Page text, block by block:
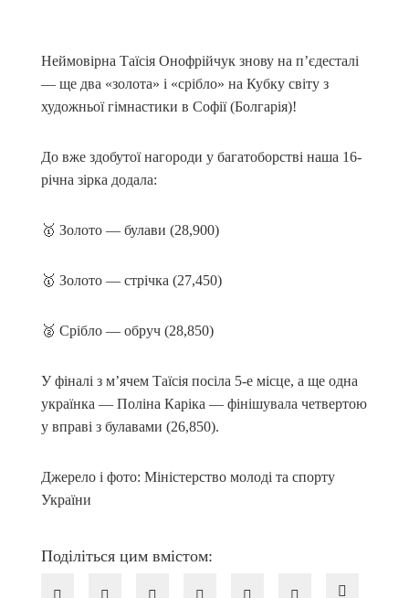
Неймовірна Таїсія Онофрійчук знову на п’єдесталі
— ще два «золота» і «срібло» на Кубку світу з
художньої гімнастики в Софії (Болгарія)!
До вже здобутої нагороди у багатоборстві наша 16-
річна зірка додала:
🥇 Золото — булави (28,900)
🥇 Золото — стрічка (27,450)
🥈 Срібло — обруч (28,850)
У фіналі з м’ячем Таїсія посіла 5-е місце, а ще одна
українка — Поліна Каріка — фінішувала четвертою
у вправі з булавами (26,850).
Джерело і фото: Міністерство молоді та спорту
України
Поділіться цим вмістом: